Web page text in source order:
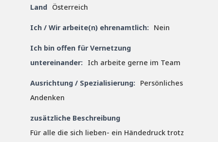
Land Österreich
Ich / Wir arbeite(n) ehrenamtlich: Nein
Ich bin offen für Vernetzung
untereinander:
Ich arbeite gerne im Team
Ausrichtung / Spezialisierung:
Persönliches
Andenken
zusätzliche Beschreibung
Für alle die sich lieben- ein Händedruck trotz